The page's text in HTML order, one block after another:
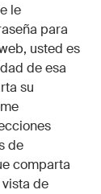
le
para
usted es
de esa
su
de
comparta
de